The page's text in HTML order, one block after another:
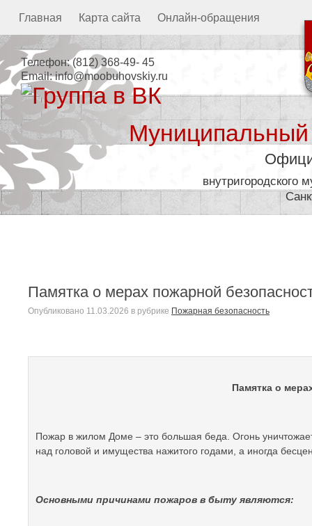
Главная Карта сайта Онлайн-обращения
Телефон:(812) 368-49- 45
Email:info@moobuhovskiy.ru
внутригородского
Памятка о мерах пожарной
Опубликовано 11.03.2026 в рубрике Пожарная безопасность
Памятка о
Пожар в жилом Доме – это большая беда. Огонь
над головой и имущества нажитого годами, а иногда
Основными причинами пожаров в быту являются: